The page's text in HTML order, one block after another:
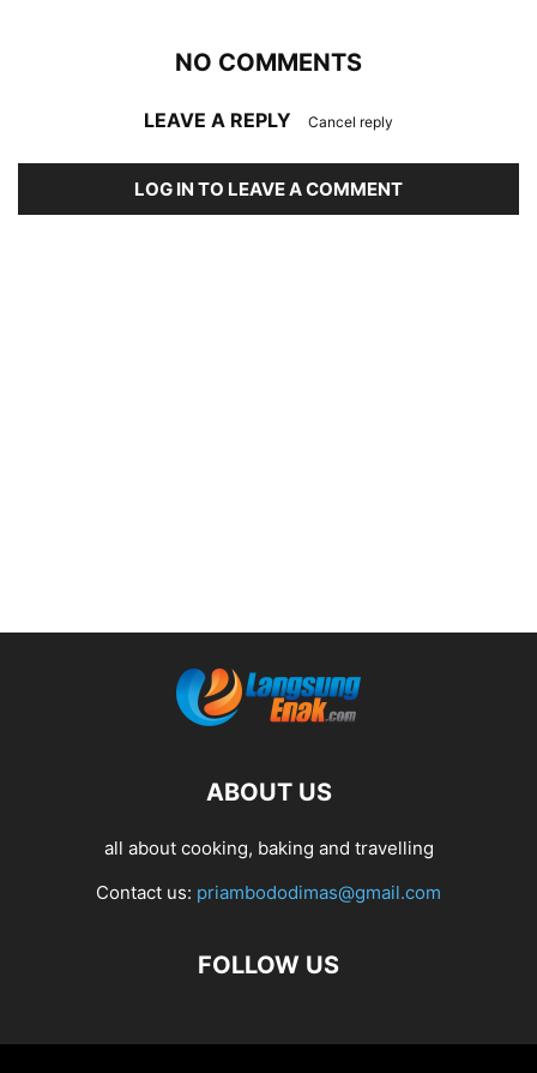
NO COMMENTS
LEAVE A REPLY Cancel reply
LOG IN TO LEAVE A COMMENT
ABOUT US
all about cooking, baking and travelling
Contact us: priambododimas@gmail.com
FOLLOW US